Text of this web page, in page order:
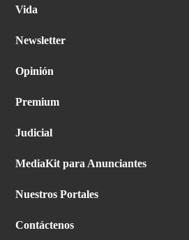
Vida
Newsletter
Opinión
Premium
Judicial
MediaKit para Anunciantes
Nuestros Portales
Contáctenos